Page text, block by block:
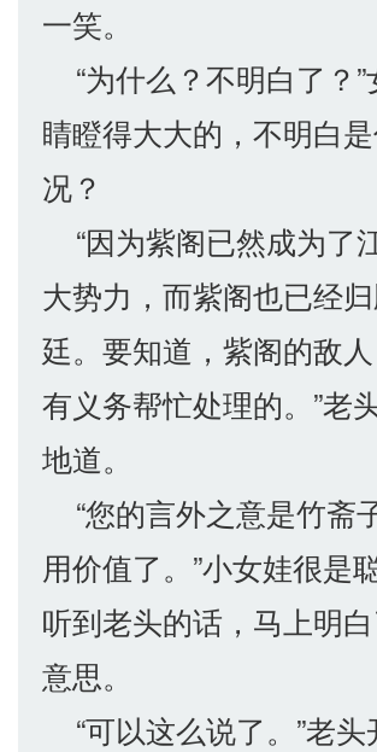
一笑。
“为什么？不明白了？”
睛瞪得大大的，不明白
况？
“因为紫阁已然成为了
大势力，而紫阁也已经
廷。要知道，紫阁的敌
有义务帮忙处理的。”老
地道。
“您的言外之意是竹斋
用价值了。”小女娃很是
听到老头的话，马上明
意思。
“可以这么说了。”老头